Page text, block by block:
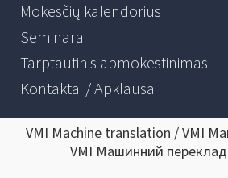
Mokesčių kalendorius
Seminarai
Tarptautinis apmokestinimas
Kontaktai / Apklausa
VMI Machine translation / VMI
VMI Машинний